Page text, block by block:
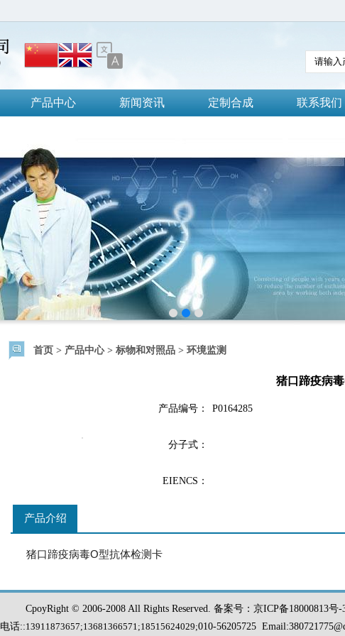
产品中心 新闻资讯 定制合成 联系我们
首页 > 产品中心> 标物和对照品 > 环境监测
猪口蹄疫病
产品编号： P0164285
分子式：
EIENCS：
产品介绍
猪口蹄疫病毒O型抗体检测卡
CpoyRight © 2006-2008 All Rights Reserved. 备案号：京ICP备18000813号-
电话::13911873657;13681366571;18515624029;010-56205725 Email: